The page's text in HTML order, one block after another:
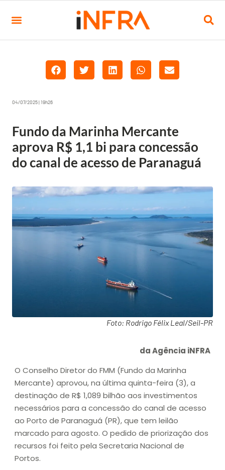
04/07/2025 | 19h26
Fundo da Marinha Mercante
aprova R$ 1,1 bi para concessão
do canal de acesso de Paranaguá
Foto: Rodrigo Félix Leal/Seil-PR
da Agência iNFRA
O Conselho Diretor do FMM (Fundo da Marinha
Mercante) aprovou, na última quinta-feira (3), a
destinação de R$ 1,089 bilhão aos investimentos
necessários para a concessão do canal de acesso
ao Porto de Paranaguá (PR), que tem leilão
marcado para agosto. O pedido de priorização dos
recursos foi feito pela Secretaria Nacional de
Portos.